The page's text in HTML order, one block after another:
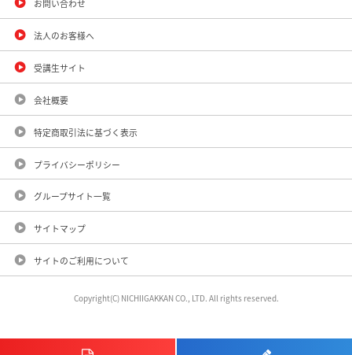
お問い合わせ
法人のお客様へ
受講生サイト
会社概要
特定商取引法に基づく表示
プライバシーポリシー
グループサイト一覧
サイトマップ
サイトのご利用について
Copyright(C) NICHIIGAKKAN CO., LTD. All rights reserved.